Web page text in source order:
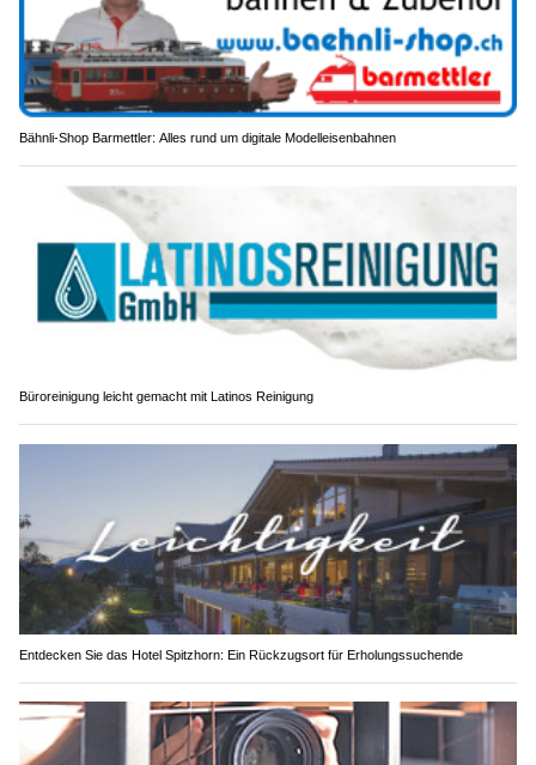
Bähnli-Shop Barmettler: Alles rund um digitale Modelleisenbahnen
Büroreinigung leicht gemacht mit Latinos Reinigung
Entdecken Sie das Hotel Spitzhorn: Ein Rückzugsort für Erholungssuchende